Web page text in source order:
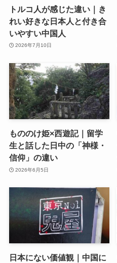
トルコ人が感じた違い｜き
れい好きな日本人と付き合
いやすい中国人
2026年7月10日
もののけ姫×西遊記｜留学
生と話した日中の「神様・
信仰」の違い
2026年6月5日
日本にない価値観｜中国に